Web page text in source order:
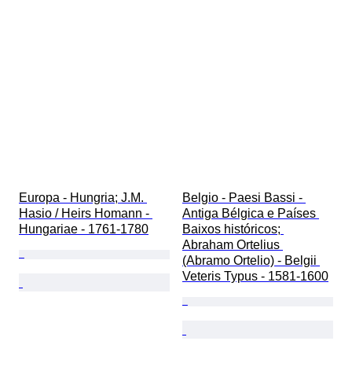
Europa - Hungria; J.M.
Hasio / Heirs Homann -
Hungariae - 1761-1780
Belgio - Paesi Bassi -
Antiga Bélgica e Países
Baixos históricos;
Abraham Ortelius
(Abramo Ortelio) - Belgii
Veteris Typus - 1581-1600